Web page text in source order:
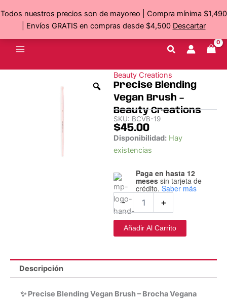
Todos nuestros precios son de mayoreo | Compra mínima $1,490
| Envíos GRATIS en compras desde $4,500 Descartar
al
contenido
Beauty Creations
Precise Blending
Vegan Brush –
Beauty Creations
SKU: BCVB-19
$45.00
Disponibilidad: Hay
existencias
Paga en hasta 12
meses sin tarjeta de
crédito. Saber más
-
Precise
Blending
-
Beauty
Creations
cantidad
+
Añadir Al Carrito
Descripción
✨ Precise Blending Vegan Brush – Brocha Vegana
Beauty
Creations